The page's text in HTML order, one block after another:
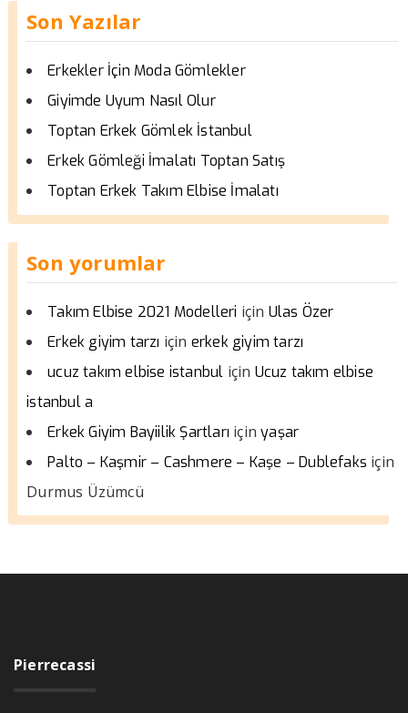
Son Yazılar
Erkekler İçin Moda Gömlekler
Giyimde Uyum Nasıl Olur
Toptan Erkek Gömlek İstanbul
Erkek Gömleği İmalatı Toptan Satış
Toptan Erkek Takım Elbise İmalatı
Son yorumlar
Takım Elbise 2021 Modelleri için Ulas Özer
Erkek giyim tarzı için erkek giyim tarzı
ucuz takım elbise istanbul için Ucuz takım elbise
istanbul a
Erkek Giyim Bayiilik Şartları içinyaşar
Palto – Kaşmir – Cashmere – Kaşe – Dublefaks için
Durmus Üzümcü
Pierrecassi